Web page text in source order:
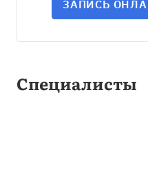
ЗАПИСЬ
Специалисты